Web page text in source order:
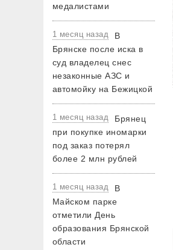
медалистами
1 месяц назад
В
Брянске после иска в
суд владелец снес
незаконные АЗС и
автомойку на Бежицкой
1 месяц назад
Брянец
при покупке иномарки
под заказ потерял
более 2 млн рублей
1 месяц назад
В
Майском парке
отметили День
образования Брянской
области